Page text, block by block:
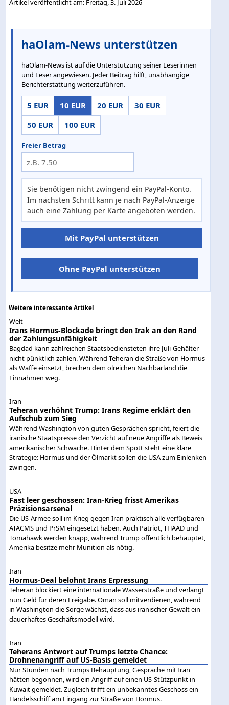
Artikel veröffentlicht am: Freitag, 3. Juli 2026
haOlam-News unterstützen
haOlam-News ist auf die Unterstützung seiner Leserinnen
und Leser angewiesen. Jeder Beitrag hilft, unabhängige
Berichterstattung weiterzuführen.
5 EUR 10 EUR 20 EUR
30 EUR
50 EUR
100 EUR
Freier Betrag
Sie benötigen nicht zwingend ein PayPal-Konto.
Im nächsten Schritt kann je nach PayPal-Anzeige
auch eine Zahlung per Karte angeboten werden.
Mit PayPal unterstützen
Ohne PayPal unterstützen
Weitere interessante Artikel
Welt
Irans Hormus-Blockade bringt den Irak an den Rand
der Zahlungsunfähigkeit
Bagdad kann zahlreichen Staatsbediensteten ihre Juli-Gehälter
nicht pünktlich zahlen. Während Teheran die Straße von Hormus
als Waffe einsetzt, brechen dem ölreichen Nachbarland die
Einnahmen weg.
Iran
Teheran verhöhnt Trump: Irans Regime erklärt den
Aufschub zum Sieg
Während Washington von guten Gesprächen spricht, feiert die
iranische Staatspresse den Verzicht auf neue Angriffe als Beweis
amerikanischer Schwäche. Hinter dem Spott steht eine klare
Strategie: Hormus und der Ölmarkt sollen die USA zum Einlenken
zwingen.
USA
Fast leer geschossen: Iran-Krieg frisst Amerikas
Präzisionsarsenal
Die US-Armee soll im Krieg gegen Iran praktisch alle verfügbaren
ATACMS und PrSM eingesetzt haben. Auch Patriot, THAAD und
Tomahawk werden knapp, während Trump öffentlich behauptet,
Amerika besitze mehr Munition als nötig.
Iran
Hormus-Deal belohnt Irans Erpressung
Teheran blockiert eine internationale Wasserstraße und verlangt
nun Geld für deren Freigabe. Oman soll mitverdienen, während
in Washington die Sorge wächst, dass aus iranischer Gewalt ein
dauerhaftes Geschäftsmodell wird.
Iran
Teherans Antwort auf Trumps letzte Chance:
Drohnenangriff auf US-Basis gemeldet
Nur Stunden nach Trumps Behauptung, Gespräche mit Iran
hätten begonnen, wird ein Angriff auf einen US-Stützpunkt in
Kuwait gemeldet. Zugleich trifft ein unbekanntes Geschoss ein
Handelsschiff am Eingang zur Straße von Hormus.